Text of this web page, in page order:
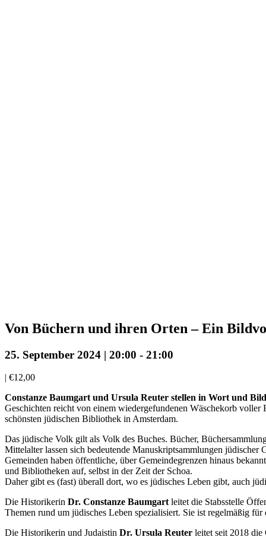
Von Büchern und ihren Orten – Ein
25. September 2024 | 20:00 - 21:00
| €12,00
Constanze Baumgart und Ursula Reuter stellen in Wort und
Geschichten reicht von einem wiedergefundenen Wäschekorb
schönsten jüdischen Bibliothek in Amsterdam.
Das jüdische Volk gilt als Volk des Buches. Bücher,
Mittelalter lassen sich bedeutende Manuskriptsammlungen
Gemeinden haben öffentliche, über Gemeindegrenzen hinaus
und Bibliotheken auf, selbst in der Zeit der Schoa.
Daher gibt es (fast) überall dort, wo es jüdisches Leben gibt, auch
Die Historikerin Dr. Constanze Baumgart leitet die Stabsstelle
Themen rund um jüdisches Leben spezialisiert. Sie ist regelmäßig
Die Historikerin und Judaistin Dr. Ursula Reuter leitet seit 2018 die